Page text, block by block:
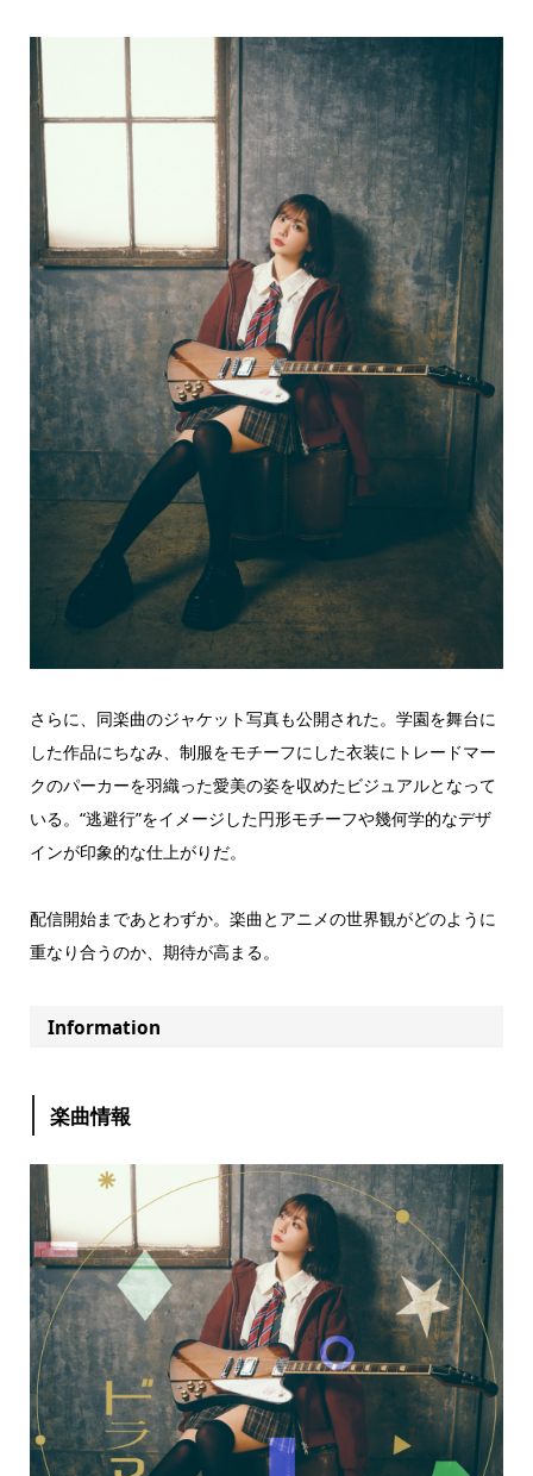
さらに、同楽曲のジャケット写真も公開された。学園を舞台に
した作品にちなみ、制服をモチーフにした衣装にトレードマー
クのパーカーを羽織った愛美の姿を収めたビジュアルとなって
いる。“逃避行”をイメージした円形モチーフや幾何学的なデザ
インが印象的な仕上がりだ。
配信開始まであとわずか。楽曲とアニメの世界観がどのように
重なり合うのか、期待が高まる。
Information
楽曲情報